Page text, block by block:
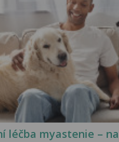
léčba myastenie –